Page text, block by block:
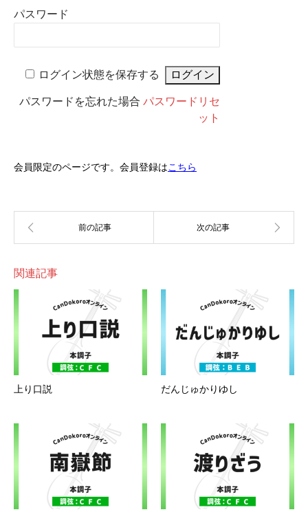
パスワード
ログイン状態を保存する
パスワードを忘れた場合 パスワードリセ
ット
会員限定のページです。会員登録はこちら
関連記事
上り口説 だんじゅかりゆし